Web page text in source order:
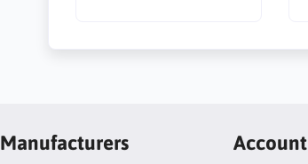
Manufacturers Account